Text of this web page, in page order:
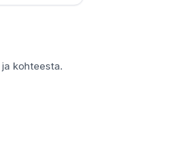
kohteesta.